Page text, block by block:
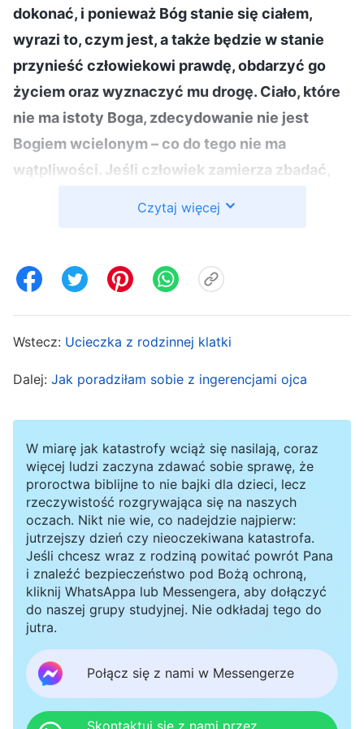
dokonać, i ponieważ Bóg stanie się ciałem,
wyrazi to, czym jest, a także będzie w stanie
przynieść człowiekowi prawdę, obdarzyć go
życiem oraz wyznaczyć mu drogę. Ciało, które
nie ma istoty Boga, zdecydowanie nie jest
Bogiem wcielonym – co do tego nie ma
wątpliwości. Jeśli człowiek zamierza zbadać,
potwierdzić na podstawie wyrażanego przez
przez Niego. To oznacza, że aby potwierdzić,
podstawie Jego istoty. Zatem w ustaleniu, czy
jest to ciało wcielonego Boga, kluczowa jest
nie zaś wygląd zewnętrzny. Jeżeli człowiek
analizuje tylko Jego wygląd zewnętrzny, a nie
dostrzega Jego istoty, pokazuje to, że człowiek
jest ciemnym ignorantem”(Przedmowa, w: Słowo,
t. 1, Pojawienie się Boga i Jego dzieło). „Jeśli, w
trakcie trwania dnia dzisiejszego, powstanie
osoba, która będzie w stanie ukazywać znaki i
cuda, wyganiać demony, uzdrawiać chorych i
czynić wiele cudownych rzeczy, a także jeśli ta
osoba będzie twierdzić, że jest Jezusem, który
przybył, to będzie to spreparowane przez złe
Czytaj więcej
Wstecz: Ucieczka z rodzinnej klatki
Dalej: Jak poradziłam sobie z ingerencjami ojca
W miarę jak katastrofy wciąż się nasilają, coraz
więcej ludzi zaczyna zdawać sobie sprawę, że
proroctwa biblijne to nie bajki dla dzieci, lecz
rzeczywistość rozgrywająca się na naszych
oczach. Nikt nie wie, co nadejdzie najpierw:
jutrzejszy dzień czy nieoczekiwana katastrofa.
Jeśli chcesz wraz z rodziną powitać powrót Pana
i znaleźć bezpieczeństwo pod Bożą ochroną,
kliknij WhatsAppa lub Messengera, aby dołączyć
do naszej grupy studyjnej. Nie odkładaj tego do
jutra.
Połącz się z nami w Messengerze
Skontaktuj się z nami przez